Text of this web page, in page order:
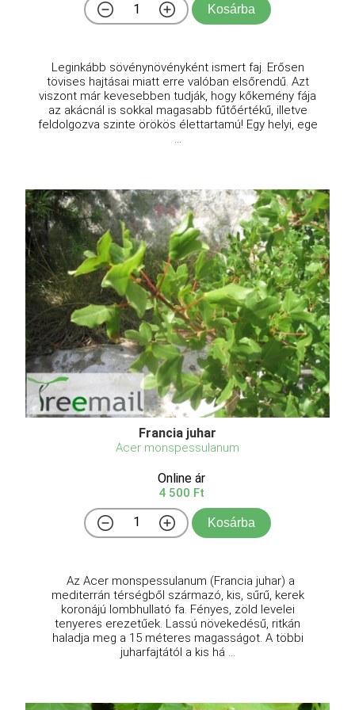
Kosárba
Leginkább sövénynövényként ismert faj. Erősen
tövises hajtásai miatt erre valóban elsőrendű. Azt
viszont már kevesebben tudják, hogy kőkemény fája
az akácnál is sokkal magasabb fűtőértékű, illetve
feldolgozva szinte örökös élettartamú! Egy helyi, ege
...
Francia juhar
Acer monspessulanum
Online ár
4 500 Ft
Kosárba
Az Acer monspessulanum (Francia juhar) a
mediterrán térségből származó, kis, sűrű, kerek
koronájú lombhullató fa. Fényes, zöld levelei
tenyeres erezetűek. Lassú növekedésű, ritkán
haladja meg a 15 méteres magasságot. A többi
juharfajtától a kis há ...